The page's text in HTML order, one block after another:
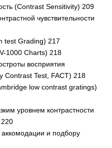
(Contrast Sensitivity) 209
чувствительности
test Grading) 217
1000 Charts) 218
восприятия
Contrast Test, FACT) 218
low contrast gratings)
уровнем контрастности
и подбору